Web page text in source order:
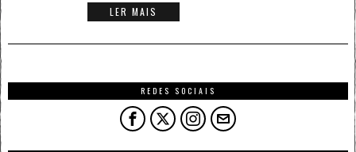
LER MAIS
REDES SOCIAIS